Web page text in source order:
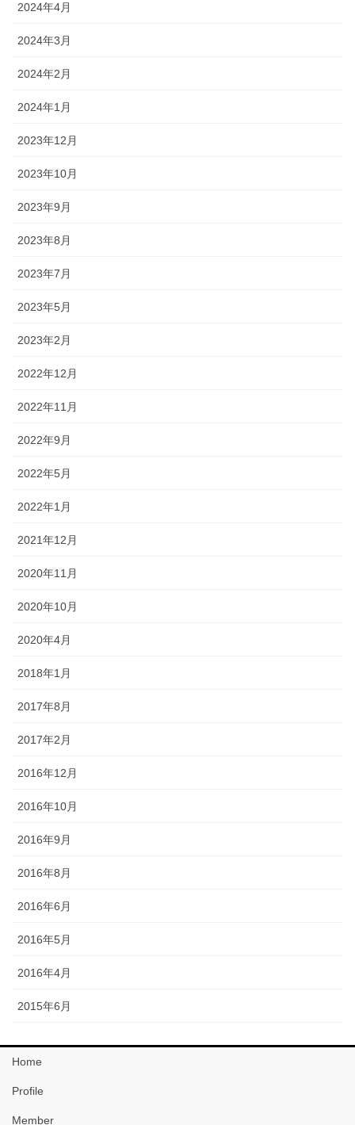
2024年4月
2024年3月
2024年2月
2024年1月
2023年12月
2023年10月
2023年9月
2023年8月
2023年7月
2023年5月
2023年2月
2022年12月
2022年11月
2022年9月
2022年5月
2022年1月
2021年12月
2020年11月
2020年10月
2020年4月
2018年1月
2017年8月
2017年2月
2016年12月
2016年10月
2016年9月
2016年8月
2016年6月
2016年5月
2016年4月
2015年6月
Home
Profile
Member